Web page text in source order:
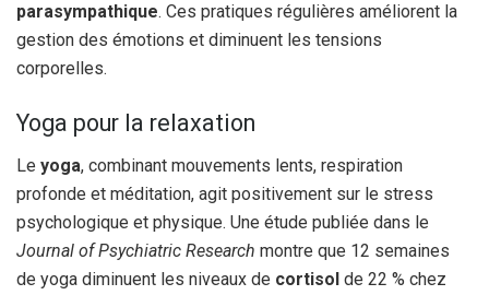
parasympathique. Ces pratiques régulières améliorent la
gestion des émotions et diminuent les tensions
corporelles.
Yoga pour la relaxation
Le yoga, combinant mouvements lents, respiration
profonde et méditation, agit positivement sur le stress
psychologique et physique. Une étude publiée dans le
Journal of Psychiatric Research montre que 12 semaines
de yoga diminuent les niveaux de cortisol de 22 % chez